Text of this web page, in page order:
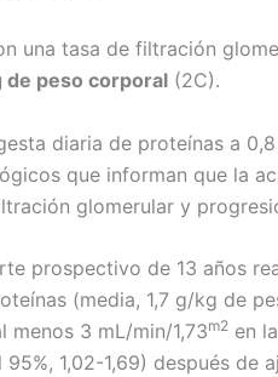
una tasa de filtración
peso corporal (2C).
diaria de proteínas a
que informan que la
glomerular y
prospectivo de 13 años
(media, 1,7 g/kg de
menos 3 mL/min/1,73m2 en
95%, 1,02-1,69) después